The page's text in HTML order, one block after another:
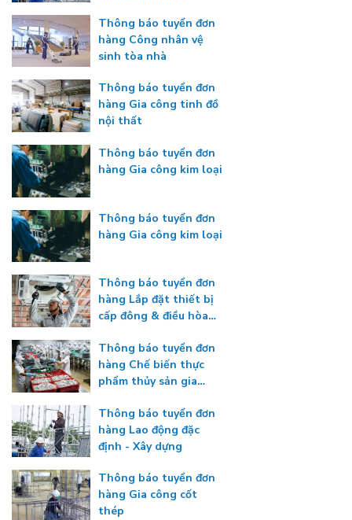
Thông báo tuyển đơn
hàng Công nhân vệ
sinh tòa nhà
Thông báo tuyển đơn
hàng Gia công tinh đồ
nội thất
Thông báo tuyển đơn
hàng Gia công kim loại
Thông báo tuyển đơn
hàng Gia công kim loại
Thông báo tuyển đơn
hàng Lắp đặt thiết bị
cấp đông & điều hòa
Thông báo tuyển đơn
hàng Chế biến thực
phẩm thủy sản gia
Thông báo tuyển đơn
hàng Lao động đặc
định - Xây dựng
Thông báo tuyển đơn
hàng Gia công cốt
thép